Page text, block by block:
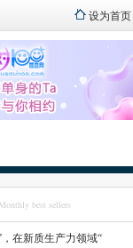
设为首页
best sellers
，在新质生产力领域“